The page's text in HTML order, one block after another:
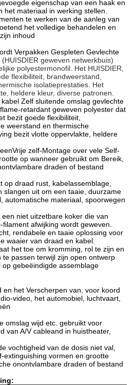
eigenschap van een haak en
het materiaal in werking stellen.
te werken van de aanleg van
het volledige behandelen en
inhoud
Verpakken Gespleten Gevlechte
geweven netwerkbuis)
polyestermonofil. Het HUISDIER,
flexibiliteit, brandweerstand,
isolatieprestaties. Het
heldere kleur, diverse patronen.
Zelf sluitende omslag gevlechte
retardant geweven polyester dat
bezit goede flexibiliteit,
weerstand en thermische
bezit vlotte oppervlakte, heldere
zelf-Montage over vele Self-
op wanneer gebruikt om Bereik,
draden of bestand
op draad rust, kabelassemblage,
slangen uit om een taaie, duurzame
automatische materiaal, spoorwegen
niet uitzetbare koker die van
afwijking wordt geweven.
rendabele en taaie oplossing voor
waaier van draad en kabel.
het toe om kromming, rol te zijn en
passen terwijl zijn open ontwerp
gebeëindigde assemblage
en het Verscherpen van, voor koord
video, het automobiel, luchtvaart,
omslag wijd etc. gebruikt voor
van A/V cableand in huistheater,
vochtigheid van de dosis niet val,
extinguishing vormen en grootte
onontvlambare draden of bestand